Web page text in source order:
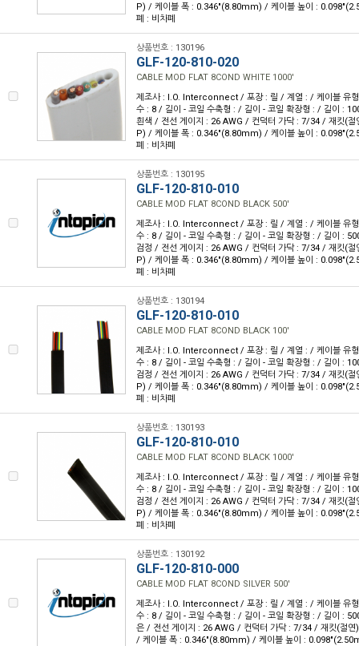
P) / 케이블 폭 : 0.346"(8.80mm) / 케이블 높이 :
폐 : 비차폐
상품번호 : 130196
GLF-120-810-020
CABLE MOD FLAT 8COND WHITE 1000'
제조사 : I.O. Interconnect / 포장 : 릴 / 계열 : / 케이블 유형
수 : 8 / 길이 - 코일 수축형 : / 길이 - 코일 확장형 : / 길이 :
흰색 / 전선 게이지 : 26 AWG / 컨덕터 가닥 : 7/34 / 재킷(절
P) / 케이블 폭 : 0.346"(8.80mm) / 케이블 높이 :
폐 : 비차폐
상품번호 : 130195
GLF-120-810-010
CABLE MOD FLAT 8COND BLACK 500'
제조사 : I.O. Interconnect / 포장 : 릴 / 계열 : / 케이블 유형
수 : 8 / 길이 - 코일 수축형 : / 길이 - 코일 확장형 : / 길이 :
검정 / 전선 게이지 : 26 AWG / 컨덕터 가닥 : 7/34 / 재킷(절
P) / 케이블 폭 : 0.346"(8.80mm) / 케이블 높이 :
폐 : 비차폐
상품번호 : 130194
GLF-120-810-010
CABLE MOD FLAT 8COND BLACK 100'
제조사 : I.O. Interconnect / 포장 : 릴 / 계열 : / 케이블 유형
수 : 8 / 길이 - 코일 수축형 : / 길이 - 코일 확장형 : / 길이 :
검정 / 전선 게이지 : 26 AWG / 컨덕터 가닥 : 7/34 / 재킷(절
P) / 케이블 폭 : 0.346"(8.80mm) / 케이블 높이 :
폐 : 비차폐
상품번호 : 130193
GLF-120-810-010
CABLE MOD FLAT 8COND BLACK 1000'
제조사 : I.O. Interconnect / 포장 : 릴 / 계열 : / 케이블 유형
수 : 8 / 길이 - 코일 수축형 : / 길이 - 코일 확장형 : / 길이 :
검정 / 전선 게이지 : 26 AWG / 컨덕터 가닥 : 7/34 / 재킷(절
P) / 케이블 폭 : 0.346"(8.80mm) / 케이블 높이 :
폐 : 비차폐
상품번호 : 130192
GLF-120-810-000
CABLE MOD FLAT 8COND SILVER 500'
제조사 : I.O. Interconnect / 포장 : 릴 / 계열 : / 케이블 유형
수 : 8 / 길이 - 코일 수축형 : / 길이 - 코일 확장형 : / 길이 :
은 / 전선 게이지 : 26 AWG / 컨덕터 가닥 : 7/34 / 재킷(절연
/ 케이블 폭 : 0.346"(8.80mm) / 케이블 높이 :